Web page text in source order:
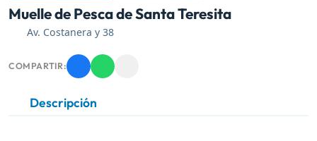
Muelle de Pesca de Santa Teresita
Av. Costanera y 38
COMPARTIR:
Descripción